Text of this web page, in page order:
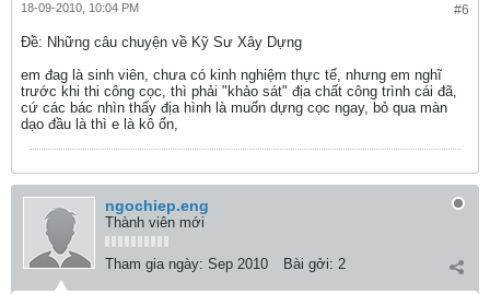
#6
18-09-2010, 10:04 PM
Ðề: Những câu chuyện về Kỹ Sư Xây Dựng
em đag là sinh viên, chưa có kinh nghiệm thực tế, nhưng em nghĩ
trước khi thi công cọc, thì phải "khảo sát" địa chất công trình cái đã,
cứ các bác nhìn thấy địa hình là muốn dựng cọc ngay, bỏ qua màn
dạo đầu là thì e là kô ổn,
ngochiep.eng
Thành viên mới
Tham gia ngày: Sep 2010 Bài gởi: 2